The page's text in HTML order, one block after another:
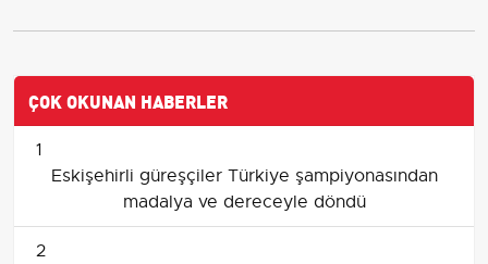
ÇOK OKUNAN HABERLER
1
Eskişehirli güreşçiler Türkiye şampiyonasından
madalya ve dereceyle döndü
2